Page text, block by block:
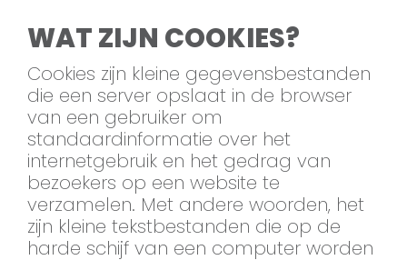
WAT ZIJN COOKIES?
Cookies zijn kleine gegevensbestanden
die een server opslaat in de browser
van een gebruiker om
standaardinformatie over het
internetgebruik en het gedrag van
bezoekers op een website te
verzamelen. Met andere woorden, het
zijn kleine tekstbestanden die op de
harde schijf van een computer worden